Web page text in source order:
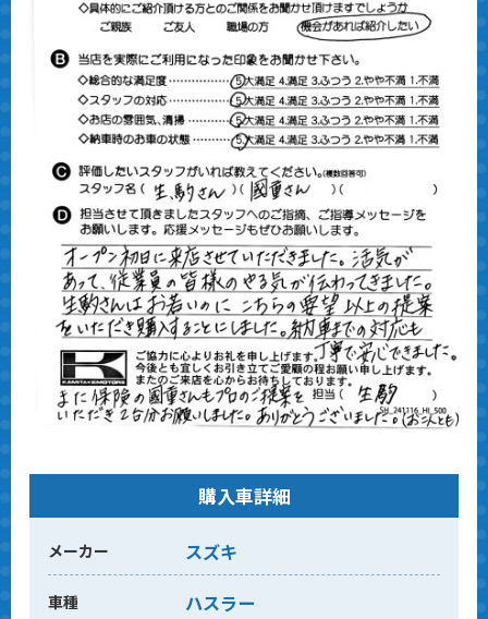
購入車詳細
メーカー スズキ
車種 ハスラー